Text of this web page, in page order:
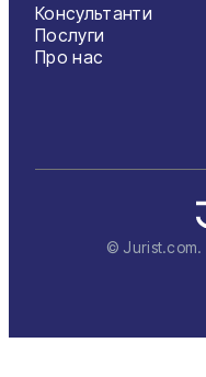
Консультанти
Послуги
Про нас
© Jurist.com.